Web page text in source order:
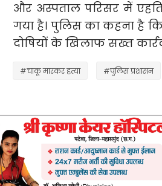
और अस्पताल परिसर में
गया है। पुलिस का कहना है
दोषियों के खिलाफ सख्त
#चाकू मारकर हत्या #पुलिस प्रशासन